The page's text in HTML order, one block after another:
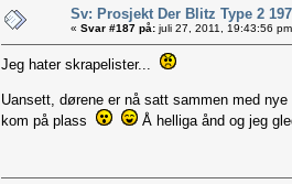
Sv: Prosjekt Der Blitz Type 2
« Svar #187 på: juli 27, 2011, 19:43:56
Jeg hater skrapelister...
Uansett, dørene er nå satt sammen med
kom på plass
Å helliga ånd og jeg